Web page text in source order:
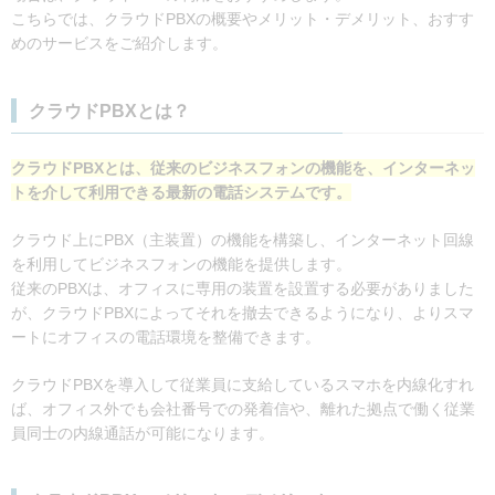
こちらでは、クラウドPBXの概要やメリット・デメリット、おすす
めのサービスをご紹介します。
クラウドPBXとは？
クラウドPBXとは、従来のビジネスフォンの機能を、インターネッ
トを介して利用できる最新の電話システムです。
クラウド上にPBX（主装置）の機能を構築し、インターネット回線
を利用してビジネスフォンの機能を提供します。
従来のPBXは、オフィスに専用の装置を設置する必要がありました
が、クラウドPBXによってそれを撤去できるようになり、よりスマ
ートにオフィスの電話環境を整備できます。
クラウドPBXを導入して従業員に支給しているスマホを内線化すれ
ば、オフィス外でも会社番号での発着信や、離れた拠点で働く従業
員同士の内線通話が可能になります。